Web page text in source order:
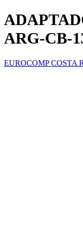
ARG-CB-
EUROCOMP COSTA